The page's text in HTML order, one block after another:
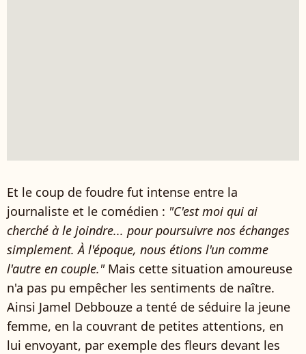
Et le coup de foudre fut intense entre la
journaliste et le comédien : "C'est moi qui ai
cherché à le joindre... pour poursuivre nos échanges
simplement. À l'époque, nous étions l'un comme
l'autre en couple."Mais cette situation amoureuse
n'a pas pu empêcher les sentiments de naître.
Ainsi Jamel Debbouze a tenté de séduire la jeune
femme, en la couvrant de petites attentions, en
lui envoyant, par exemple des fleurs devant les